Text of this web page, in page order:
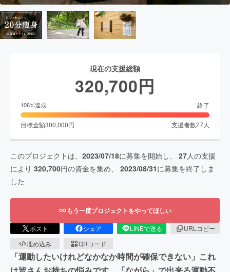
現在の支援総額
320,700円
106%達成 終了
目標金額300,000円 支援者数27人
このプロジェクトは、 2023/07/18に募集を開始し、 27人の支援
により 320,700円の資金を集め、 2023/08/31に募集を終了しま
した
もう一度プロジェクトをやってほしい
ポスト シェア LINEで送る
URLコピー
埋め込み
QRコード
「運動したいけれどなかなか時間が確保できない」これ